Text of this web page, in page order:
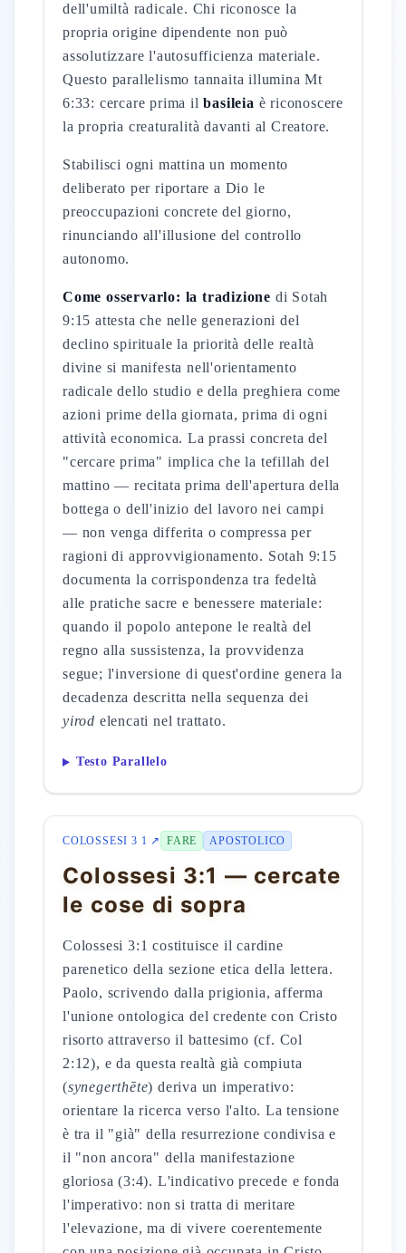
dell'umiltà radicale. Chi riconosce la
propria origine dipendente non può
assolutizzare l'autosufficienza materiale.
Questo parallelismo tannaita illumina Mt
6:33: cercare prima ilbasileia è riconoscere
la propria creaturalità davanti al Creatore.
Stabilisci ogni mattina un momento
deliberato per riportare a Dio le
preoccupazioni concrete del giorno,
rinunciando all'illusione del controllo
autonomo.
Come osservarlo: la tradizione di Sotah
9:15 attesta che nelle generazioni del
declino spirituale la priorità delle realtà
divine si manifesta nell'orientamento
radicale dello studio e della preghiera come
azioni prime della giornata, prima di ogni
attività economica. La prassi concreta del
"cercare prima" implica che la tefillah del
mattino — recitata prima dell'apertura della
bottega o dell'inizio del lavoro nei campi
— non venga differita o compressa per
ragioni di approvvigionamento. Sotah 9:15
documenta la corrispondenza tra fedeltà
alle pratiche sacre e benessere materiale:
quando il popolo antepone le realtà del
regno alla sussistenza, la provvidenza
segue; l'inversione di quest'ordine genera la
decadenza descritta nella sequenza dei
yirod elencati nel trattato.
Testo Parallelo
COLOSSESI 3 1 ↗ FARE APOSTOLICO
Colossesi 3:1 — cercate
le cose di sopra
Colossesi 3:1 costituisce il cardine
parenetico della sezione etica della lettera.
Paolo, scrivendo dalla prigionia, afferma
l'unione ontologica del credente con Cristo
risorto attraverso il battesimo (cf. Col
2:12), e da questa realtà già compiuta
(synegerthēte) deriva un imperativo:
orientare la ricerca verso l'alto. La tensione
è tra il "già" della resurrezione condivisa e
il "non ancora" della manifestazione
gloriosa (3:4). L'indicativo precede e fonda
l'imperativo: non si tratta di meritare
l'elevazione, ma di vivere coerentemente